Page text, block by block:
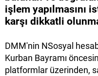
işlem yapılmasını
karşı dikkatli
DMM'nin NSosyal
Kurban Bayramı
platformlar üzerinden,